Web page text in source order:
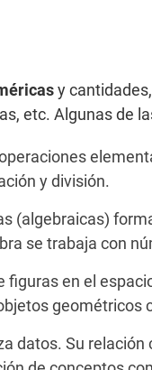
y
etc. Algunas de
y división.
(algebraicas)
se trabaja con
figuras en el
geométricos
datos. Su